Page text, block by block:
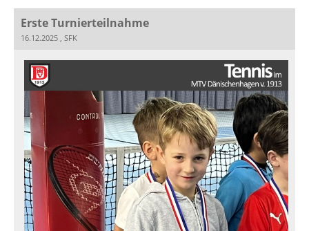
Erste Turnierteilnahme
16.12.2025 , SFK